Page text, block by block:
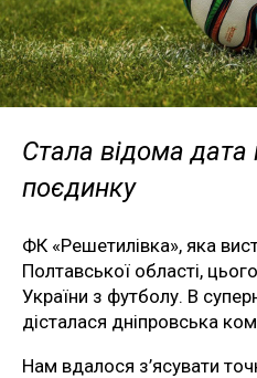
Стала відома дата
поєдинку
ФК «Решетилівка», яка
Полтавської області,
України з футболу. В
дісталася дніпровська
Нам вдалося з’ясувати